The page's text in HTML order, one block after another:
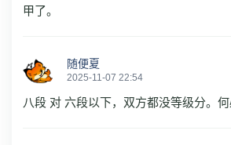
甲了。
随便夏
2025-11-07 22:54
八段 对 六段以下，双方都没等级分。何